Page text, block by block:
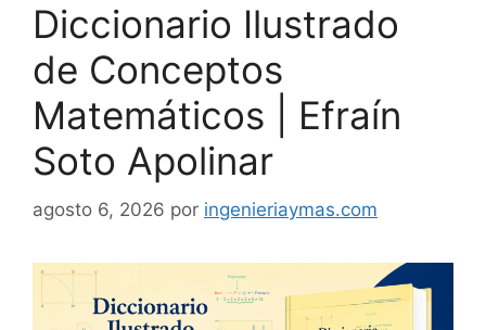
Diccionario Ilustrado
de Conceptos
Matemáticos | Efraín
Soto Apolinar
agosto 6, 2026 por ingenieriaymas.com